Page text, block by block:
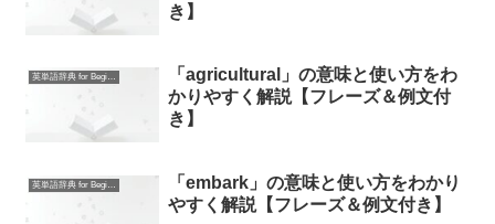
き】
英単語辞典 for Beginners
「agricultural」の意味と使い方をわ
かりやすく解説【フレーズ＆例文付
き】
英単語辞典 for Beginners
「embark」の意味と使い方をわかり
やすく解説【フレーズ＆例文付き】